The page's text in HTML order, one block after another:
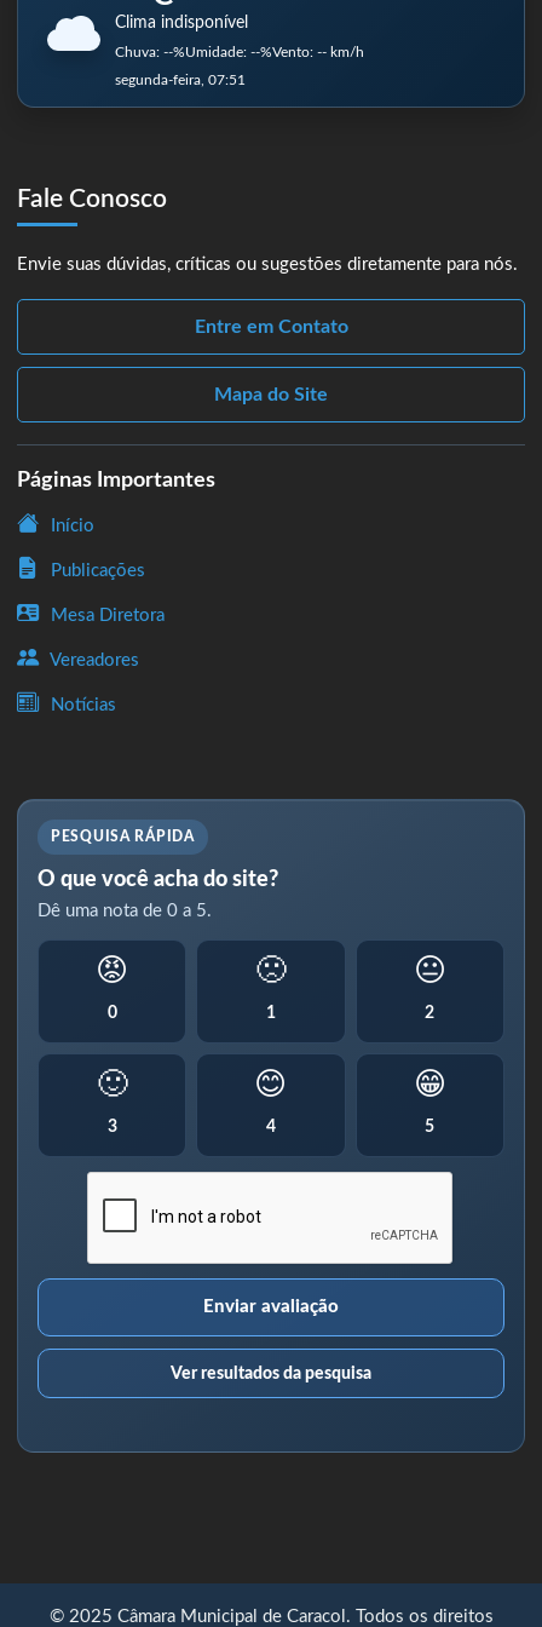
Clima indisponível
Chuva: --%Umidade: --%Vento: -- km/h
segunda-feira, 07:51
Fale Conosco
Envie suas dúvidas, críticas ou sugestões diretamente para nós.
Entre em Contato
Mapa do Site
Páginas Importantes
Início
Publicações
Mesa Diretora
Vereadores
Notícias
PESQUISA RÁPIDA
O que você acha do site?
Dê uma nota de 0 a 5.
😡
0
🙁
1
😐
2
🙂
3
😊
4
😁
5
Enviar avaliação
Ver resultados da pesquisa
© 2025 Câmara Municipal de Caracol. Todos os direitos